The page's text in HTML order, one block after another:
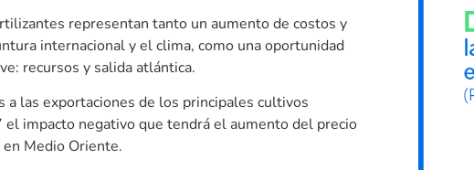
representan tanto un aumento de costos y
internacional y el clima, como una oportunidad
recursos y salida atlántica.
a las exportaciones de los principales cultivos
impacto negativo que tendrá el aumento del precio
Medio Oriente.